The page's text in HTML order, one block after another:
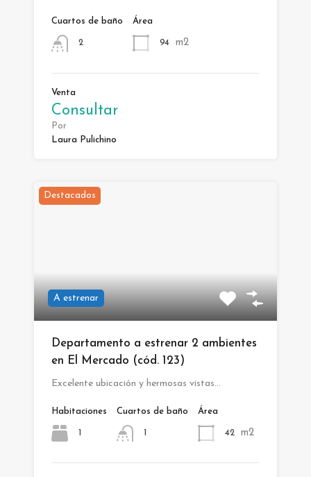
Cuartos de baño
2
Área
94 m2
Venta
Consultar
Por
Laura Pulichino
Destacados
A estrenar
Departamento a estrenar 2 ambientes
en El Mercado (cód. 123)
Excelente ubicación y hermosas vistas…
Habitaciones
1
Cuartos de baño
1
Área
42 m2